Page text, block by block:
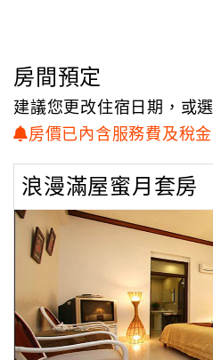
地
圖
顧
務
顧
意
度
房間預定
建議您更改住宿日期，或
房價已內含服務費及稅金
浪漫滿屋蜜月套房